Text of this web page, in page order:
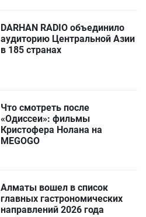
DARHAN RADIO объединило
аудиторию Центральной Азии
в 185 странах
Что смотреть после
«Одиссеи»: фильмы
Кристофера Нолана на
MEGOGO
Алматы вошел в список
главных гастрономических
направлений 2026 года